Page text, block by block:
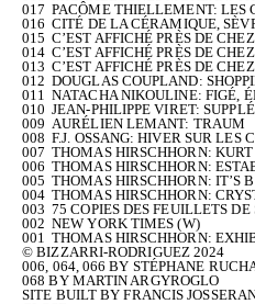
017 PACÔME THIELLEMENT: LES
016 CITÉ DE LA CÉRAMIQUE,
015 C’EST AFFICHÉ PRÈS DE
014 C’EST AFFICHÉ PRÈS DE
013 C’EST AFFICHÉ PRÈS DE
012 DOUGLAS COUPLAND:
011 NATACHA NIKOULINE: FIGÉ,
010 JEAN-PHILIPPE VIRET:
009 AURÉLIEN LEMANT: TRAUM
008 F.J. OSSANG: HIVER SUR LES
007 THOMAS HIRSCHHORN:
006 THOMAS HIRSCHHORN:
005 THOMAS HIRSCHHORN: IT’S
004 THOMAS HIRSCHHORN:
003 75 COPIES DES FEUILLETS DE
002 NEW YORK TIMES (W)
001 THOMAS HIRSCHHORN:
© BIZZARRI-RODRIGUEZ 2024
006, 064, 066 BY STÉPHANE
068 BY MARTIN ARGYROGLO
SITE BUILT BYFRANCIS